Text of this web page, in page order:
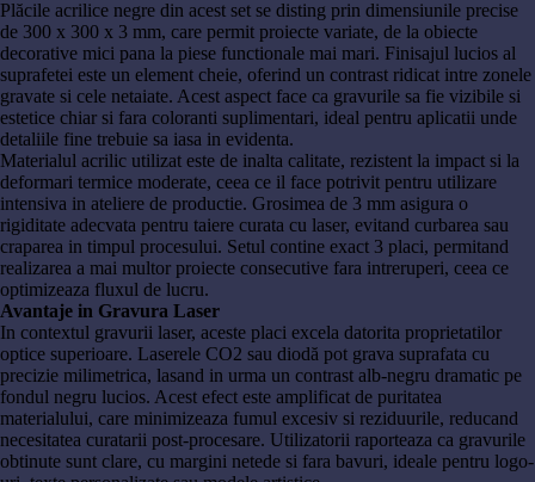
Plăcile acrilice negre din acest set se disting prin dimensiunile precise
de 300 x 300 x 3 mm, care permit proiecte variate, de la obiecte
decorative mici pana la piese functionale mai mari. Finisajul lucios al
suprafetei este un element cheie, oferind un contrast ridicat intre zonele
gravate si cele netaiate. Acest aspect face ca gravurile sa fie vizibile si
estetice chiar si fara coloranti suplimentari, ideal pentru aplicatii unde
detaliile fine trebuie sa iasa in evidenta.
Materialul acrilic utilizat este de inalta calitate, rezistent la impact si la
deformari termice moderate, ceea ce il face potrivit pentru utilizare
intensiva in ateliere de productie. Grosimea de 3 mm asigura o
rigiditate adecvata pentru taiere curata cu laser, evitand curbarea sau
craparea in timpul procesului. Setul contine exact 3 placi, permitand
realizarea a mai multor proiecte consecutive fara intreruperi, ceea ce
optimizeaza fluxul de lucru.
Avantaje in Gravura Laser
In contextul gravurii laser, aceste placi excela datorita proprietatilor
optice superioare. Laserele CO2 sau diodă pot grava suprafata cu
precizie milimetrica, lasand in urma un contrast alb-negru dramatic pe
fondul negru lucios. Acest efect este amplificat de puritatea
materialului, care minimizeaza fumul excesiv si reziduurile, reducand
necesitatea curatarii post-procesare. Utilizatorii raporteaza ca gravurile
obtinute sunt clare, cu margini netede si fara bavuri, ideale pentru logo-